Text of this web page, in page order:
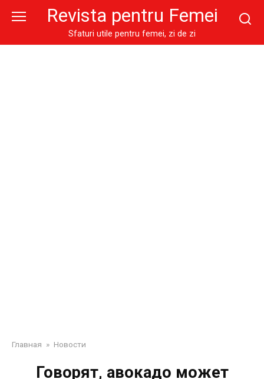
Revista pentru Femei
Sfaturi utile pentru femei, zi de zi
Главная » Новости
Говорят, авокадо может